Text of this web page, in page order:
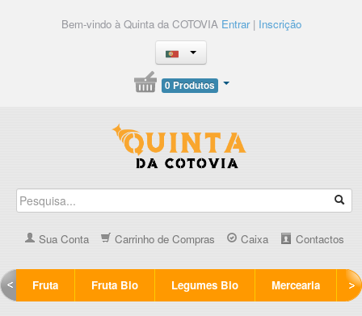
Bem-vindo à Quinta da COTOVIA Entrar| Inscrição
0 Produtos
Sua Conta Carrinho de Compras Caixa Contactos
Fruta Fruta Bio Legumes Bio Mercearia